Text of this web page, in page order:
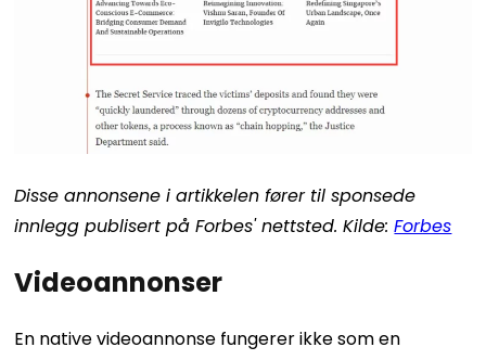
Disse annonsene i artikkelen fører til sponsede
innlegg publisert på Forbes' nettsted. Kilde:Forbes
Videoannonser
En native videoannonse fungerer ikke som en